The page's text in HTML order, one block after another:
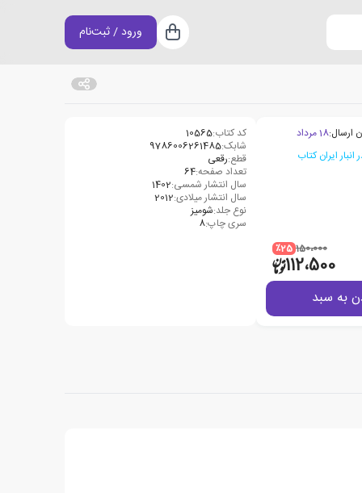
سبد خرید
ورود / ثبت‌نام
ارسال:18 مرداد
150،000 ٪25
112،500
به سبد
کد کتاب:10565
شابک:9786006261485
قطع:رقعی
تعداد صفحه:64
سال انتشار شمسی:1402
سال انتشار میلادی:2012
نوع جلد:شومیز
سری چاپ:8